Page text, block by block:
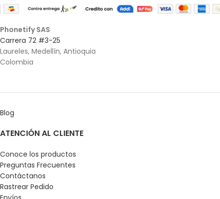
Phonetify SAS
Carrera 72 #3-25
Laureles, Medellín, Antioquia
Colombia
Blog
ATENCIÓN AL CLIENTE
Conoce los productos
Preguntas Frecuentes
Contáctanos
Rastrear Pedido